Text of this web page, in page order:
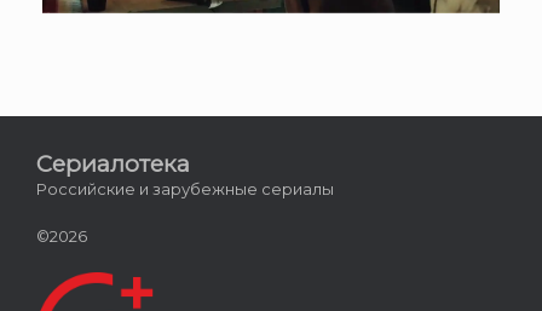
Сериалотека
Российские и зарубежные сериалы
©2026